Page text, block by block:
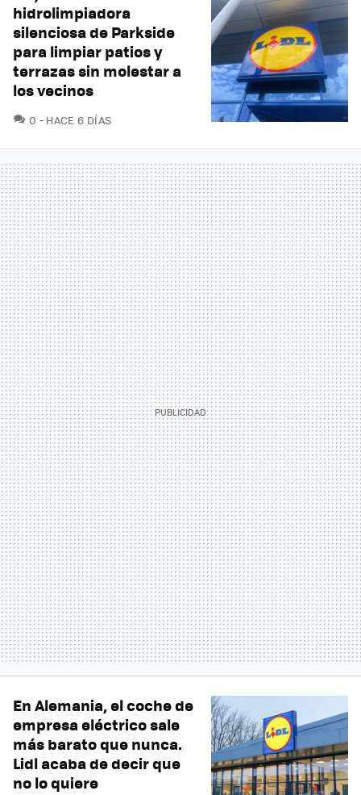
hidrolimpiadora
silenciosa de Parkside
para limpiar patios y
terrazas sin molestar a
los vecinos
0 COMENTARIOS
HACE 6 DÍAS
En Alemania, el coche de
empresa eléctrico sale
más barato que nunca.
Lidl acaba de decir que
no lo quiere